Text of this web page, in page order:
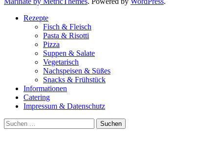
Rezepte
Fisch & Fleisch
Pasta & Risotti
Pizza
Suppen & Salate
Vegetarisch
Nachspeisen & Süßes
Snacks & Frühstück
Informationen
Catering
Impressum & Datenschutz
Suche
nach: